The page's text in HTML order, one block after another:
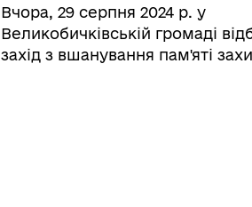
Вчора, 29 серпня 2024 р. у
Великобичківській громаді
захід з вшанування пам'яті